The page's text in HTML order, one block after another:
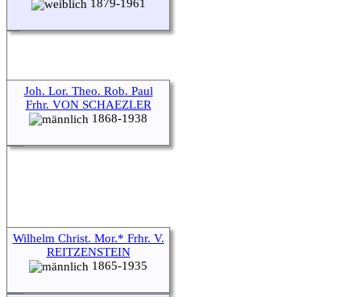
1879-1961
Joh. Lor. Theo. Rob. Paul
Frhr. VON SCHAEZLER
1868-1938
Wilhelm Christ. Mor.* Frhr. V.
REITZENSTEIN
1865-1935